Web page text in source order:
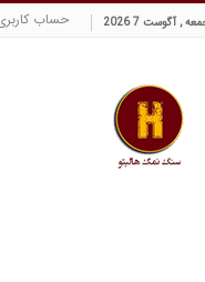
, آگوست 7 2026 حساب